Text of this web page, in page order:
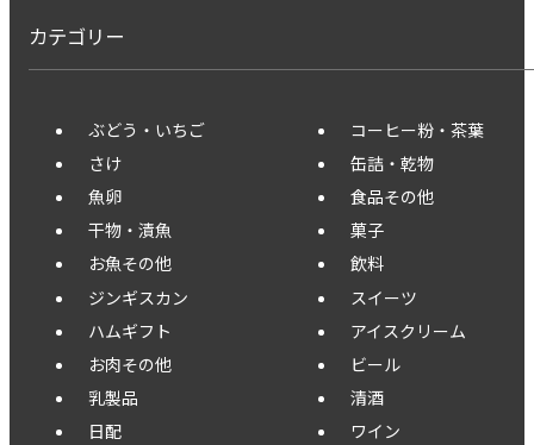
カテゴリー
ぶどう・いちご
さけ
魚卵
干物・漬魚
お魚その他
ジンギスカン
ハムギフト
お肉その他
乳製品
日配
コーヒー粉・茶葉
缶詰・乾物
食品その他
菓子
飲料
スイーツ
アイスクリーム
ビール
清酒
ワイン